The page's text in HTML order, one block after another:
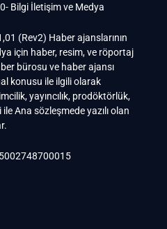
Bilgi İletişim ve Medya
(Rev2) Haber ajanslarının
için haber, resim, ve röportaj
bürosu ve haber ajansı
konusu ile ilgili olarak
yayıncılık, prodöktörlük,
ile Ana sözleşmede yazılı olan